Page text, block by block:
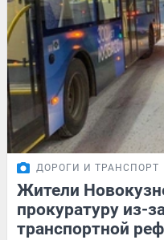
ДОРОГИ И ТРАНСПОРТ
Жители
прокуратуру из-
транспортной